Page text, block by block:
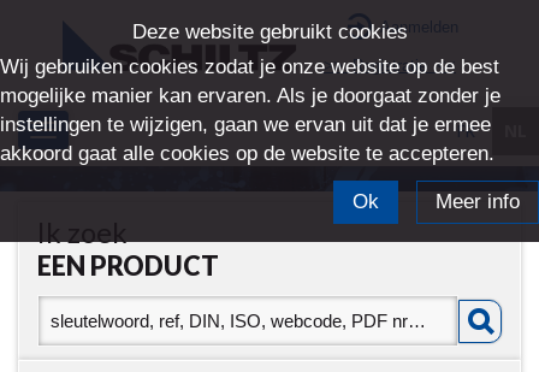
Aanmelden
>> Registratie <<
Toggle
navigation
FR
EEN PRODUCT
Deze website gebruikt cookies
Wij gebruiken cookies zodat je onze website op de best
mogelijke manier kan ervaren. Als je doorgaat zonder je
instellingen te wijzigen, gaan we ervan uit dat je ermee
akkoord gaat alle cookies op de website te accepteren.
Ok Meer info